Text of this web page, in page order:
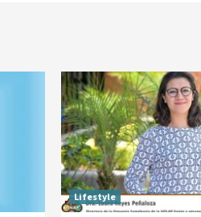
Lifestyle